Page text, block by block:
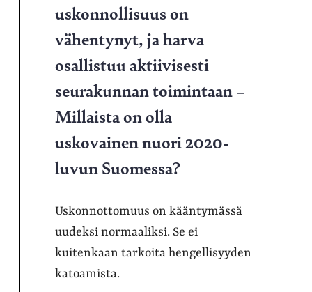
uskonnollisuus on
vähentynyt, ja harva
osallistuu aktiivisesti
seurakunnan toimintaan –
Millaista on olla
uskovainen nuori 2020-
luvun Suomessa?
Uskonnottomuus on kääntymässä
uudeksi normaaliksi. Se ei
kuitenkaan tarkoita hengellisyyden
katoamista.